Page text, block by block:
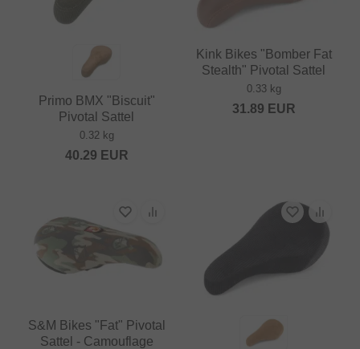
Primo BMX "Biscuit"
Pivotal Sattel
0.32 kg
40.29 EUR
Kink Bikes "Bomber Fat
Stealth" Pivotal Sattel
0.33 kg
31.89 EUR
S&M Bikes "Fat" Pivotal
Sattel - Camouflage